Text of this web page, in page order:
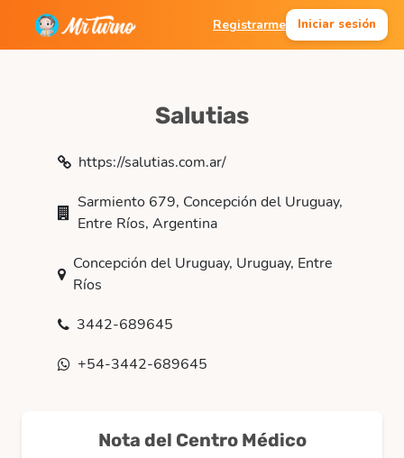
Registrarme Iniciar sesión
Salutias
https://salutias.com.ar/
Sarmiento 679, Concepción del Uruguay,
Entre Ríos, Argentina
Concepción del Uruguay, Uruguay, Entre
Ríos
3442-689645
+54-3442-689645
Nota del Centro Médico